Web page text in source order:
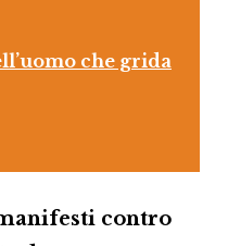
che grida
contro